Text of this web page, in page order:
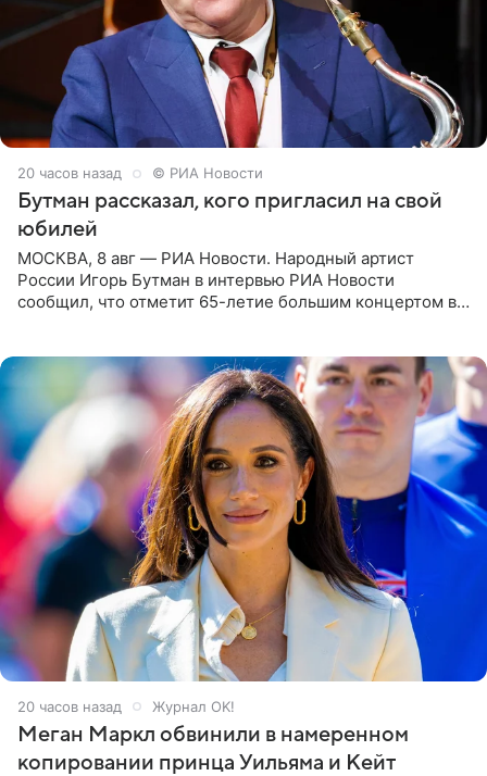
20 часов назад © РИА Новости
Бутман рассказал, кого пригласил на свой
юбилей
МОСКВА, 8 авг — РИА Новости. Народный артист
России Игорь Бутман в интервью РИА Новости
сообщил, что отметит 65-летие большим концертом в
20 часов назад Журнал OK!
Меган Маркл обвинили в намеренном
копировании принца Уильяма и Кейт